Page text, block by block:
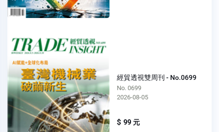
經貿透視雙周刊 - No.0699
No. 0699
2026-08-05
$ 99 元